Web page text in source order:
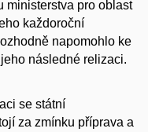
ministerstva pro oblast
každoroční
napomohlo ke
následné relizaci.
se státní
za zmínku příprava a